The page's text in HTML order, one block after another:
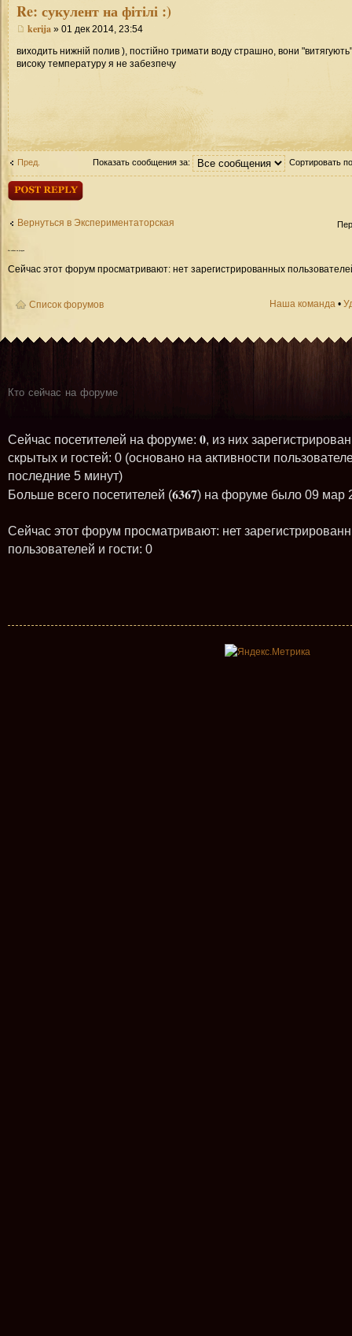
Re: сукулент на фітілі :)
kerija » 01 дек 2014, 23:54
виходить нижній полив ), постійно тримати воду страшно, вони
високу температуру я не забезпечу
Пред. Показать сообщения за: Сортировать
Ответить
Вернуться в Экспериментаторская
Кто сейчас на форуме
Сейчас этот форум просматривают: нет зарегистрированных
Список форумов Наша команда •
Кто сейчас на форуме
Сейчас посетителей на форуме: 0, из них
скрытых и гостей: 0 (основано на активности
последние 5 минут)
Больше всего посетителей (6367) на форуме было 09 мар
Сейчас этот форум просматривают: нет
пользователей и гости: 0